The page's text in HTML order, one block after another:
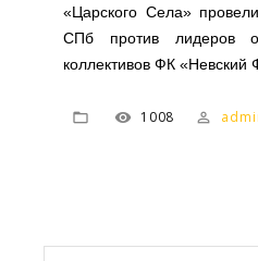
«Царского Села»
СПб против лидеров
коллективов ФК «Невский
1008